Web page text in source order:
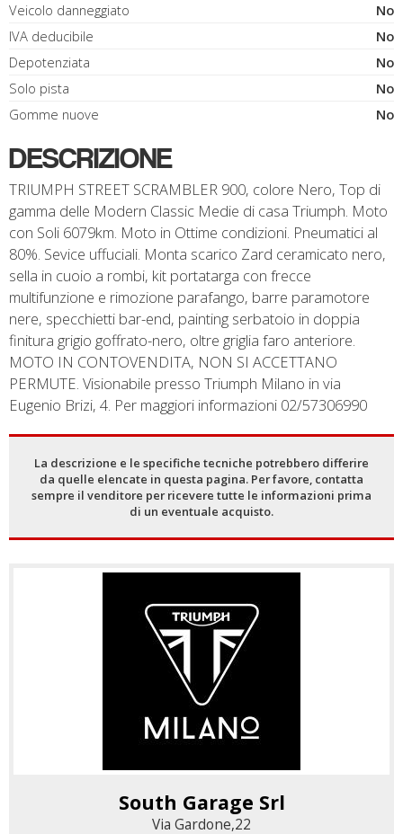
Veicolo danneggiato
No
IVA deducibile
No
Depotenziata
No
Solo pista
No
Gomme nuove
No
DESCRIZIONE
TRIUMPH STREET SCRAMBLER 900, colore Nero, Top di
gamma delle Modern Classic Medie di casa Triumph. Moto
con Soli 6079km. Moto in Ottime condizioni. Pneumatici al
80%. Sevice uffuciali. Monta scarico Zard ceramicato nero,
sella in cuoio a rombi, kit portatarga con frecce
multifunzione e rimozione parafango, barre paramotore
nere, specchietti bar-end, painting serbatoio in doppia
finitura grigio goffrato-nero, oltre griglia faro anteriore.
MOTO IN CONTOVENDITA, NON SI ACCETTANO
PERMUTE. Visionabile presso Triumph Milano in via
Eugenio Brizi, 4. Per maggiori informazioni 02/57306990
La descrizione e le specifiche tecniche potrebbero differire
da quelle elencate in questa pagina. Per favore, contatta
sempre il venditore per ricevere tutte le informazioni prima
di un eventuale acquisto.
South Garage Srl
Via Gardone,22